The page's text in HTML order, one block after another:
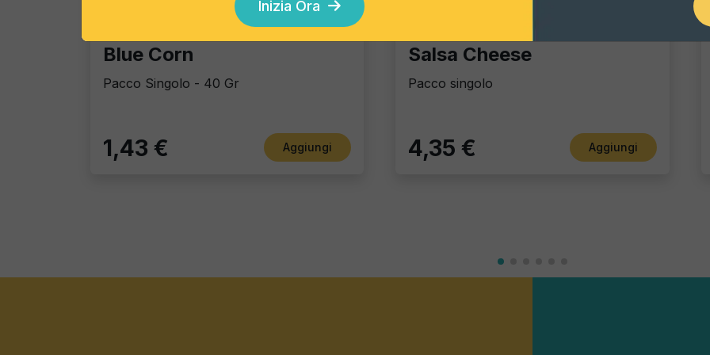
Tortillas/Nacho/Crisp/Garganelli
Blue Corn
Pacco Singolo - 40 Gr
1,43 € Aggiungi
Salsa Cheese
Pacco singolo
4,35 € Aggiungi
Inizia Ora